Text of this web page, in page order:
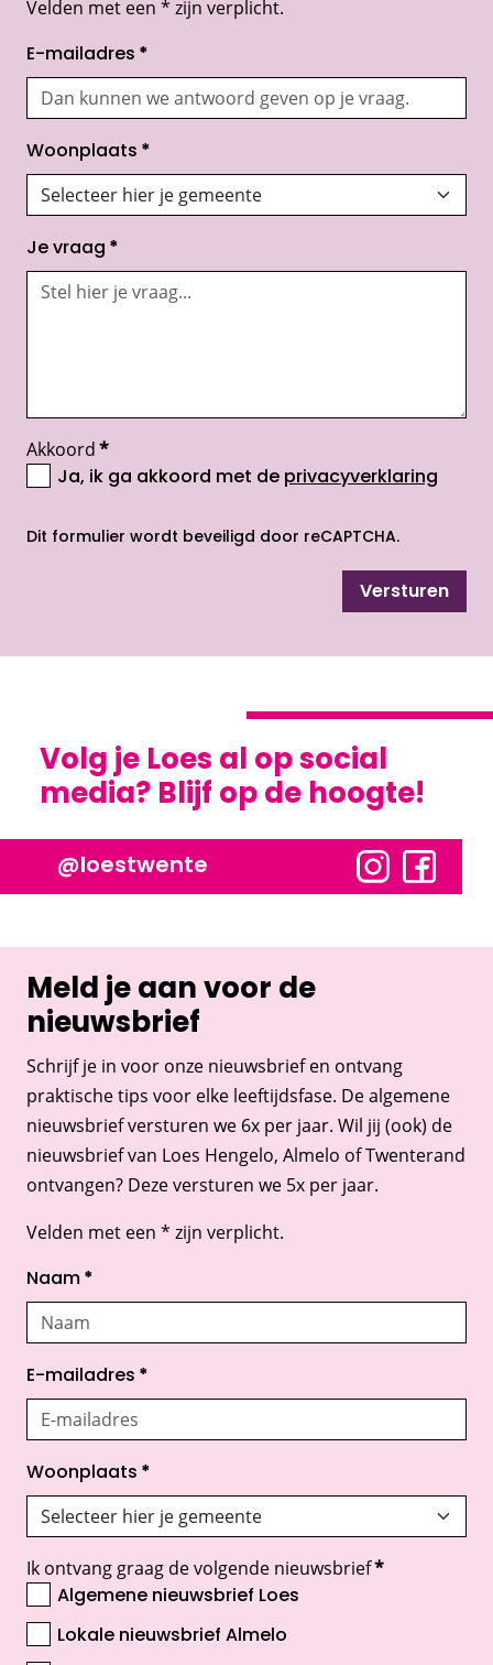
Velden met een * zijn verplicht.
E-mailadres *
Woonplaats *
Je vraag *
Akkoord*
Ja, ik ga akkoord met de privacyverklaring
Dit formulier wordt beveiligd door reCAPTCHA.
Versturen
Volg je Loes al op social
media? Blijf op de hoogte!
@loestwente
Meld je aan voor de
nieuwsbrief
Schrijf je in voor onze nieuwsbrief en ontvang
praktische tips voor elke leeftijdsfase. De algemene
nieuwsbrief versturen we 6x per jaar. Wil jij (ook) de
nieuwsbrief van Loes Hengelo, Almelo of Twenterand
ontvangen? Deze versturen we 5x per jaar.
Velden met een * zijn verplicht.
Naam *
E-mailadres *
Woonplaats *
Ik ontvang graag de volgende nieuwsbrief*
Algemene nieuwsbrief Loes
Lokale nieuwsbrief Almelo